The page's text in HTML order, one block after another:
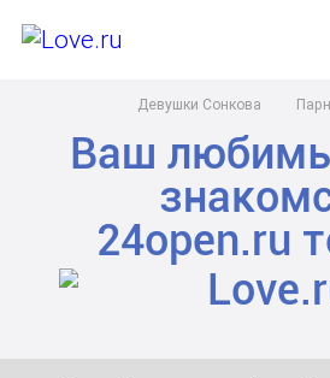
Девушки Сонкова
Ваш
24open.ru